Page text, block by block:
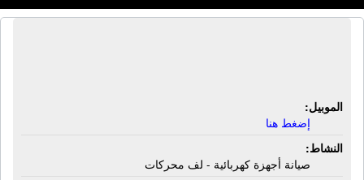
الموبيل:
إضغط هنا
النشاط:
صيانة أجهزة كهربائية - لف محركات